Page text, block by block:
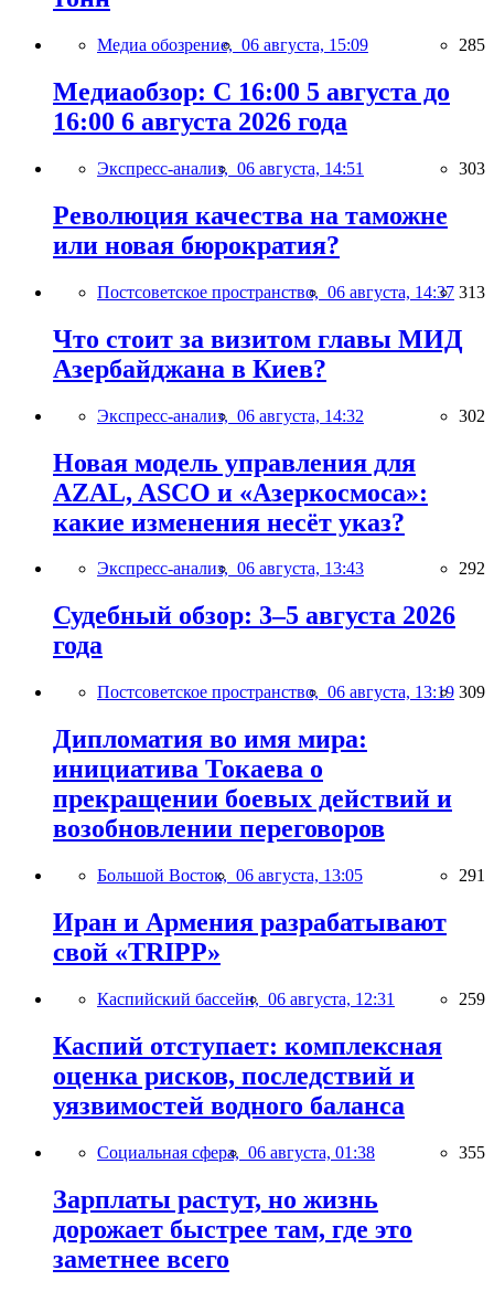
Медиа обозрение, 06 августа, 15:09 285
Медиаобзор: С 16:00 5 августа до
16:00 6 августа 2026 года
Экспресс-анализ, 06 августа, 14:51 303
Революция качества на таможне
или новая бюрократия?
Постсоветское пространство, 06 августа, 14:37 313
Что стоит за визитом главы МИД
Азербайджана в Киев?
Экспресс-анализ, 06 августа, 14:32 302
Новая модель управления для
AZAL, ASCO и «Азеркосмоса»:
какие изменения несёт указ?
Экспресс-анализ, 06 августа, 13:43 292
Судебный обзор: 3–5 августа 2026
года
Постсоветское пространство, 06 августа, 13:19 309
Дипломатия во имя мира:
инициатива Токаева о
прекращении боевых действий и
возобновлении переговоров
Большой Восток, 06 августа, 13:05 291
Иран и Армения разрабатывают
свой «TRIPP»
Каспийский бассейн, 06 августа, 12:31 259
Каспий отступает: комплексная
оценка рисков, последствий и
уязвимостей водного баланса
Социальная сфера, 06 августа, 01:38 355
Зарплаты растут, но жизнь
дорожает быстрее там, где это
заметнее всего